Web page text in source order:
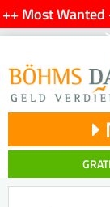
++ Most